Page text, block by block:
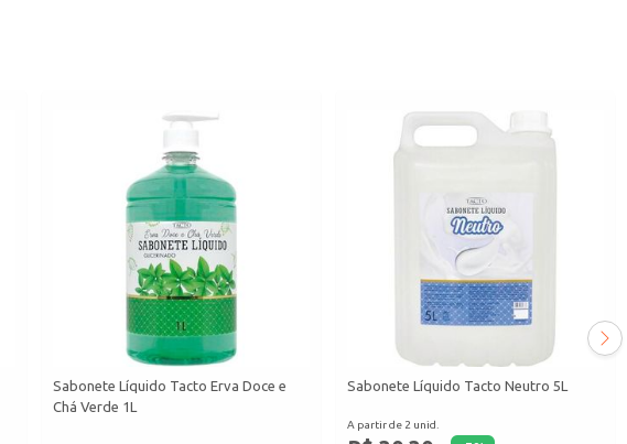
Sabonete Líquido Tacto Erva Doce e
Chá Verde 1L
Sabonete Líquido Tacto Neutro 5L
A partir de 2 unid.